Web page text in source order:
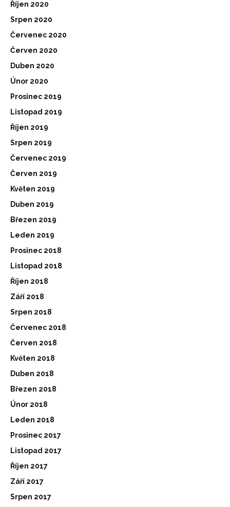
Říjen 2020
Srpen 2020
Červenec 2020
Červen 2020
Duben 2020
Únor 2020
Prosinec 2019
Listopad 2019
Říjen 2019
Srpen 2019
Červenec 2019
Červen 2019
Květen 2019
Duben 2019
Březen 2019
Leden 2019
Prosinec 2018
Listopad 2018
Říjen 2018
Září 2018
Srpen 2018
Červenec 2018
Červen 2018
Květen 2018
Duben 2018
Březen 2018
Únor 2018
Leden 2018
Prosinec 2017
Listopad 2017
Říjen 2017
Září 2017
Srpen 2017